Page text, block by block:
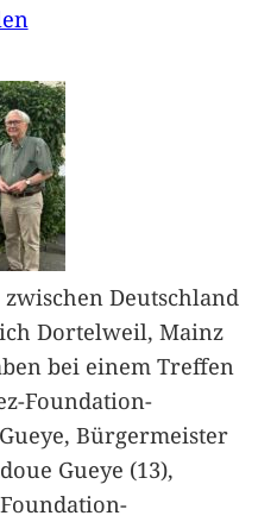
Deutschland
Dortelweil, Mainz
bei einem Treffen
Foundation-
Bürgermeister
Gueye (13),